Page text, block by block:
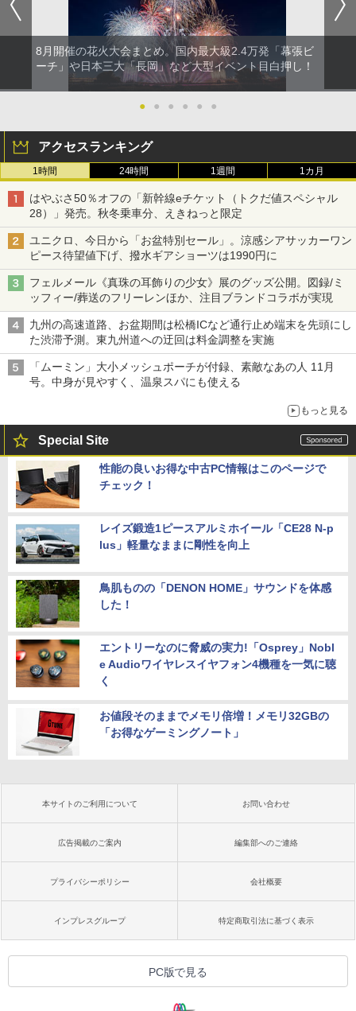
8月開催の花火大会まとめ。国内最大級2.4万発「幕張ビ
ーチ」や日本三大「長岡」など大型イベント目白押し！
● ● ● ● ● ●
アクセスランキング
1時間 24時間 1週間 1カ月
はやぶさ50％オフの「新幹線eチケット（トクだ値スペシャル
28）」発売。秋冬乗車分、えきねっと限定
ユニクロ、今日から「お盆特別セール」。涼感シアサッカーワン
ピース待望値下げ、撥水ギアショーツは1990円に
フェルメール《真珠の耳飾りの少女》展のグッズ公開。図録/ミ
ッフィー/葬送のフリーレンほか、注目ブランドコラボが実現
九州の高速道路、お盆期間は松橋ICなど通行止め端末を先頭にし
た渋滞予測。東九州道への迂回は料金調整を実施
「ムーミン」大小メッシュポーチが付録、素敵なあの人 11月
号。中身が見やすく、温泉スパにも使える
もっと見る
Special Site
性能の良いお得な中古PC情報はこのページで
チェック！
レイズ鍛造1ピースアルミホイール「CE28 N-p
lus」軽量なままに剛性を向上
鳥肌ものの「DENON HOME」サウンドを体感
した！
エントリーなのに脅威の実力!「Osprey」Nobl
e Audioワイヤレスイヤフォン4機種を一気に聴
く
お値段そのままでメモリ倍増！メモリ32GBの
「お得なゲーミングノート」
本サイトのご利用について お問い合わせ
広告掲載のご案内 編集部へのご連絡
プライバシーポリシー 会社概要
インプレスグループ 特定商取引法に基づく表示
PC版で見る